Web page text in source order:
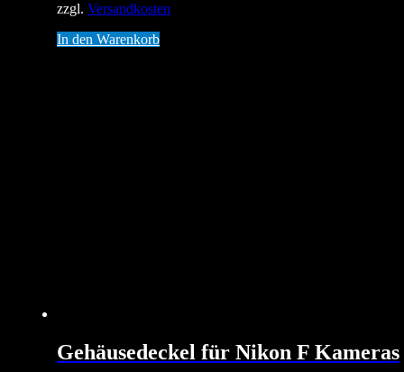
zzgl. Versandkosten
In den Warenkorb
Gehäusedeckel für Nikon F Kameras